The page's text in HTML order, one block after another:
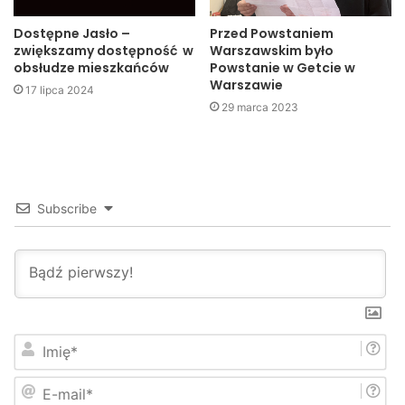
Jasło – Czarni Jasło 1 – 0
Drużyna UKS 6 Jasło rocznik 2002 na podium w Rzeszowie
W meczu finałowym spotkały się drużyna Beniaminka
Dostępne Jasło –
zwiększamy dostępność w
obsłudze mieszkańców
17 lipca 2024
Przed Powstaniem
Warszawskim było
Powstanie w Getcie w
Warszawie
29 marca 2023
Subscribe
i